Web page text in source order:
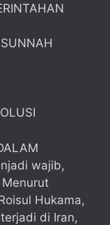
wajib,
Hukama,
di Iran,